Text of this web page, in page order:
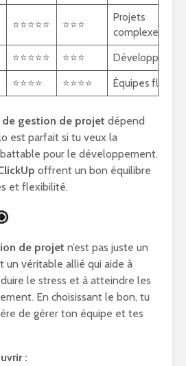
⭐⭐⭐⭐⭐ ⭐⭐⭐
Projets
complexes
⭐⭐⭐⭐⭐ ⭐⭐⭐
⭐⭐⭐⭐ ⭐⭐⭐⭐ Équipes
gestion de projet dépend
est parfait si tu veux la
pour le développement.
offrent un bon équilibre
et flexibilité.
de projet n’est pas juste un
un véritable allié qui aide à
le stress et à atteindre les
En choisissant le bon, tu
de gérer ton équipe et tes
: